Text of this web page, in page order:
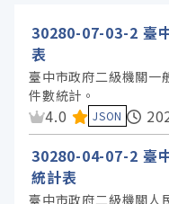
臺中市政府秘書
服務分類
格式
30280-07-03-2 臺
表
臺中市政府二級機關一
件數統計。
資料集評分：
4.0 JSON
30280-04-07-2 臺
統計表
臺中市政府二級機關人